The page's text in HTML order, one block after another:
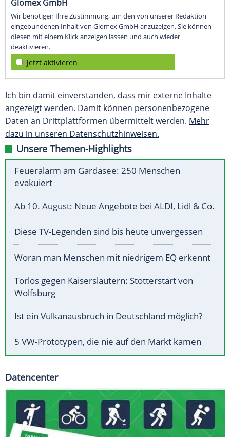
Glomex GmbH
Wir benötigen Ihre Zustimmung, um den von unserer Redaktion
eingebundenen Inhalt von Glomex GmbH anzuzeigen. Sie können
diesen mit einem Klick anzeigen lassen und auch wieder
deaktivieren.
jetzt aktivieren
Ich bin damit einverstanden, dass mir externe Inhalte
angezeigt werden. Damit können personenbezogene
Daten an Drittplattformen übermittelt werden. Mehr
dazu in unseren Datenschutzhinweisen.
Unsere Themen-Highlights
Feueralarm am Gardasee: 250 Menschen
evakuiert
Ab 10. August: Neue Angebote bei ALDI, Lidl & Co.
Diese TV-Legenden sind bis heute unvergessen
Woran man Menschen mit niedrigem EQ erkennt
Torlos gegen Kaiserslautern: Stotterstart von
Wolfsburg
Ist ein Vulkanausbruch in Deutschland möglich?
5 VW-Prototypen, die nie auf den Markt kamen
Datencenter